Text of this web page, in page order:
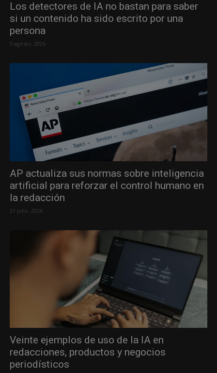
Los detectores de IA no bastan para saber
si un contenido ha sido escrito por una
persona
3 agosto, 2026
AP actualiza sus normas sobre inteligencia
artificial para reforzar el control humano en
la redacción
31 julio, 2026
Veinte ejemplos de uso de la IA en
redacciones, productos y negocios
periodísticos